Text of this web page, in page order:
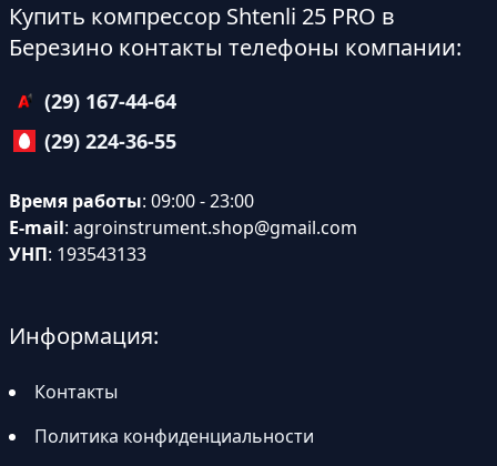
Купить компрессор Shtenli 25 PRO в
Березино контакты телефоны компании:
(29) 167-44-64
(29) 224-36-55
Время работы: 09:00 - 23:00
E-mail: agroinstrument.shop@gmail.com
УНП: 193543133
Информация:
Контакты
Политика конфиденциальности